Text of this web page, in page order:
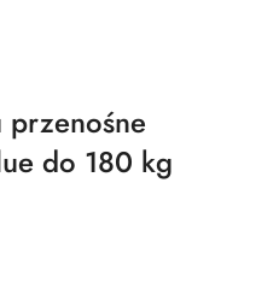
przenośne
do 180 kg